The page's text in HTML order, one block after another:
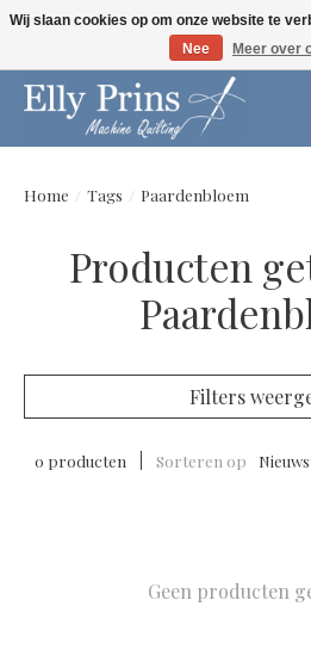
Let op: gewijzigde openingstijden!
Home / Tags / Paardenbloem
Producten
Filters
0 producten Sorteren op
Geen producten
Wij slaan cookies op om onze website te
Nee
Meer over